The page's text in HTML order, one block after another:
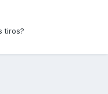
tiros?